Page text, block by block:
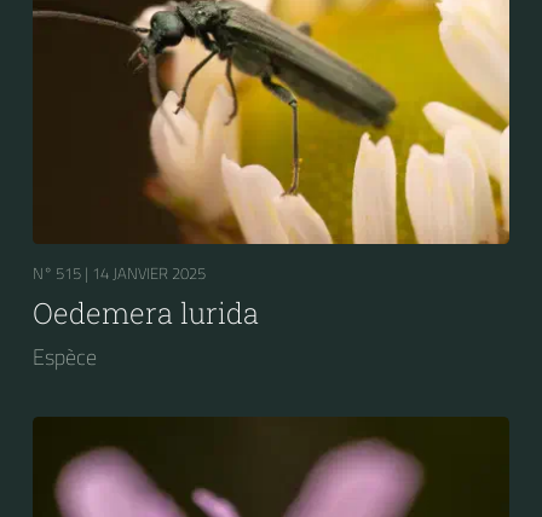
N° 515 | 14 JANVIER 2025
Oedemera lurida
Espèce